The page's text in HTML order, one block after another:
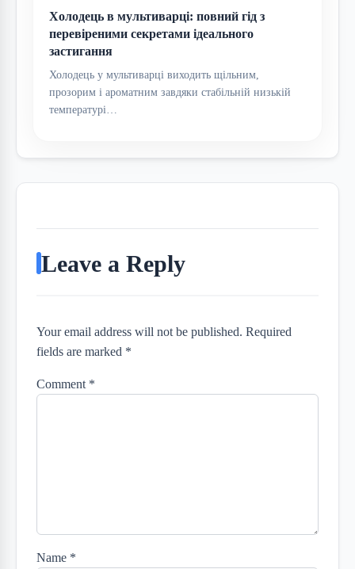
Холодець в мультиварці: повний гід з
перевіреними секретами ідеального
застигання
Холодець у мультиварці виходить щільним,
прозорим і ароматним завдяки стабільній низькій
температурі…
Leave a Reply
Your email address will not be published. Required
fields are marked *
Comment *
Name *